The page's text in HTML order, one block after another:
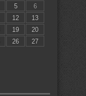
5
6
12
13
19
20
26
27